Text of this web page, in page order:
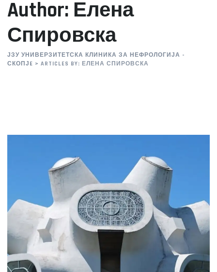
Author: Елена
Спировска
ЈЗУ УНИВЕРЗИТЕТСКА КЛИНИКА ЗА НЕФРОЛОГИЈА -
СКОПЈE > ARTICLES BY: ЕЛЕНА СПИРОВСКА